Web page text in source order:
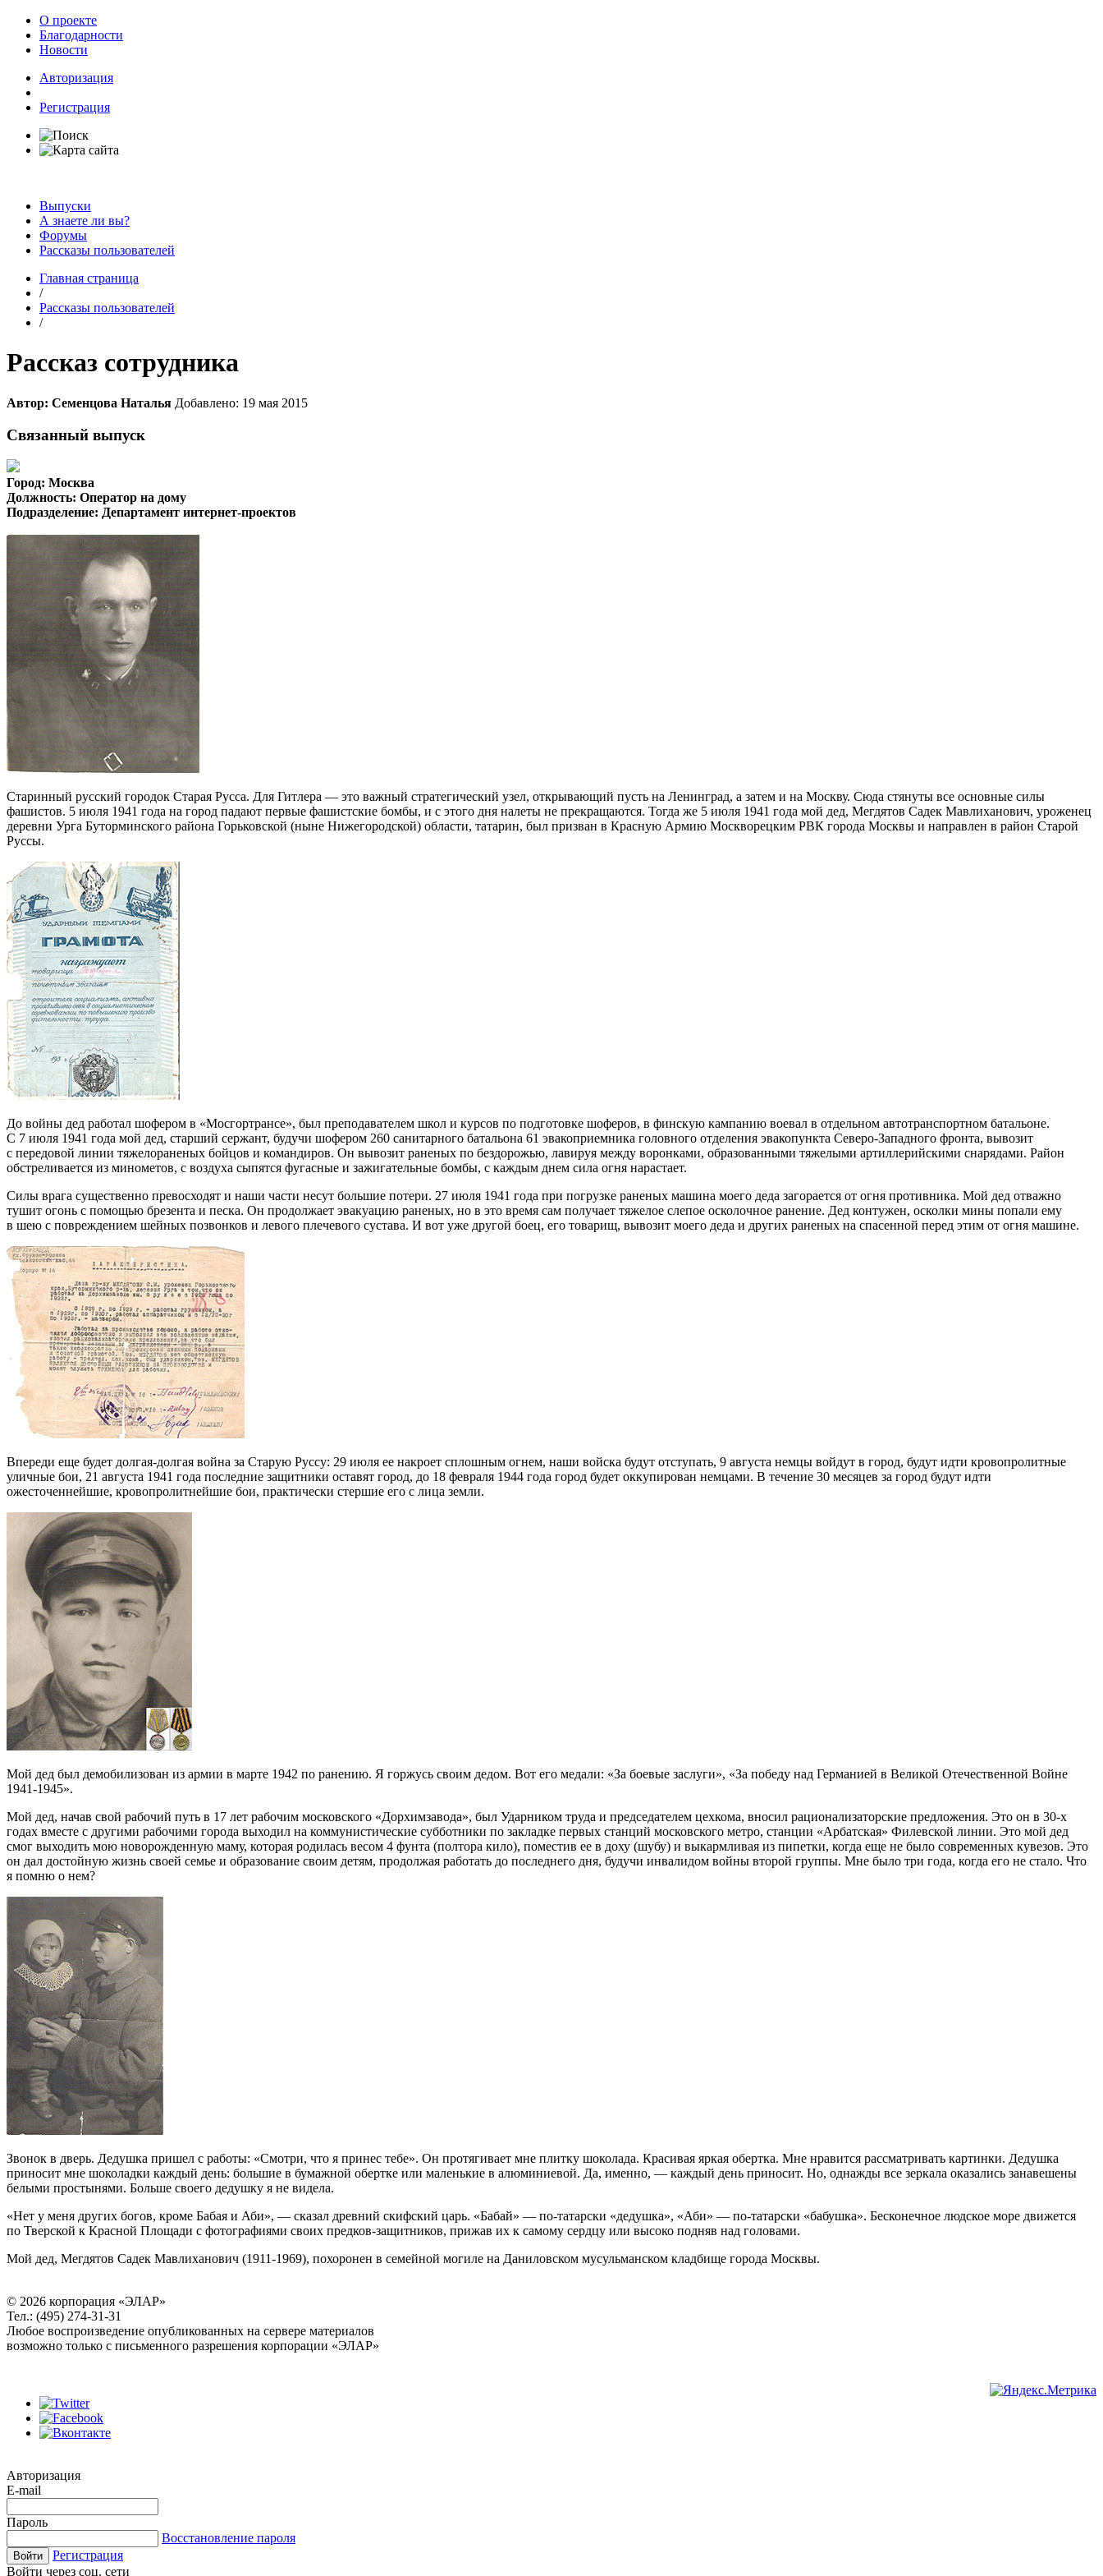
О проекте
Благодарности
Новости
Авторизация
Регистрация
Выпуски
А знаете ли вы?
Форумы
Рассказы пользователей
Главная страница
/
Рассказы пользователей
/
Рассказ сотрудника
Автор: Семенцова Наталья Добавлено: 19 мая 2015
Связанный выпуск
Город: Москва
Должность: Оператор на дому
Подразделение: Департамент интернет-проектов
Старинный русский городок Старая Русса. Для Гитлера — это важный стратегический узел, открывающий пусть на Ленинград, а затем и на Москву. Сюда стянуты все основные силы
фашистов. 5 июля 1941 года на город падают первые фашистские бомбы, и с этого дня налеты не прекращаются. Тогда же 5 июля 1941 года мой дед, Мегдятов Садек Мавлиханович, уроженец
деревни Урга Буторминского района Горьковской (ныне Нижегородской) области, татарин, был призван в Красную Армию Москворецким РВК города Москвы и направлен в район Старой
Руссы.
До войны дед работал шофером в «Мосгортрансе», был преподавателем школ и курсов по подготовке шоферов, в финскую кампанию воевал в отдельном автотранспортном батальоне.
С 7 июля 1941 года мой дед, старший сержант, будучи шофером 260 санитарного батальона 61 эвакоприемника головного отделения эвакопункта Северо-Западного фронта, вывозит
с передовой линии тяжелораненых бойцов и командиров. Он вывозит раненых по бездорожью, лавируя между воронками, образованными тяжелыми артиллерийскими снарядами. Район
обстреливается из минометов, с воздуха сыпятся фугасные и зажигательные бомбы, с каждым днем сила огня нарастает.
Силы врага существенно превосходят и наши части несут большие потери. 27 июля 1941 года при погрузке раненых машина моего деда загорается от огня противника. Мой дед отважно
тушит огонь с помощью брезента и песка. Он продолжает эвакуацию раненых, но в это время сам получает тяжелое слепое осколочное ранение. Дед контужен, осколки мины попали ему
в шею с повреждением шейных позвонков и левого плечевого сустава. И вот уже другой боец, его товарищ, вывозит моего деда и других раненых на спасенной перед этим от огня машине.
Впереди еще будет долгая-долгая война за Старую Руссу: 29 июля ее накроет сплошным огнем, наши войска будут отступать, 9 августа немцы войдут в город, будут идти кровопролитные
уличные бои, 21 августа 1941 года последние защитники оставят город, до 18 февраля 1944 года город будет оккупирован немцами. В течение 30 месяцев за город будут идти
ожесточеннейшие, кровопролитнейшие бои, практически стершие его с лица земли.
Мой дед был демобилизован из армии в марте 1942 по ранению. Я горжусь своим дедом. Вот его медали: «За боевые заслуги», «За победу над Германией в Великой Отечественной Войне
1941-1945».
Мой дед, начав свой рабочий путь в 17 лет рабочим московского «Дорхимзавода», был Ударником труда и председателем цехкома, вносил рационализаторские предложения. Это он в 30-х
годах вместе с другими рабочими города выходил на коммунистические субботники по закладке первых станций московского метро, станции «Арбатская» Филевской линии. Это мой дед
смог выходить мою новорожденную маму, которая родилась весом 4 фунта (полтора кило), поместив ее в доху (шубу) и выкармливая из пипетки, когда еще не было современных кувезов. Это
он дал достойную жизнь своей семье и образование своим детям, продолжая работать до последнего дня, будучи инвалидом войны второй группы. Мне было три года, когда его не стало. Что
я помню о нем?
Звонок в дверь. Дедушка пришел с работы: «Смотри, что я принес тебе». Он протягивает мне плитку шоколада. Красивая яркая обертка. Мне нравится рассматривать картинки. Дедушка
приносит мне шоколадки каждый день: большие в бумажной обертке или маленькие в алюминиевой. Да, именно, — каждый день приносит. Но, однажды все зеркала оказались занавешены
белыми простынями. Больше своего дедушку я не видела.
«Нет у меня других богов, кроме Бабая и Аби», — сказал древний скифский царь. «Бабай» — по-татарски «дедушка», «Аби» — по-татарски «бабушка». Бесконечное людское море движется
по Тверской к Красной Площади с фотографиями своих предков-защитников, прижав их к самому сердцу или высоко подняв над головами.
Мой дед, Мегдятов Садек Мавлиханович (1911-1969), похоронен в семейной могиле на Даниловском мусульманском кладбище города Москвы.
© 2026 корпорация «ЭЛАР»
Тел.: (495) 274-31-31
Любое воспроизведение опубликованных на сервере материалов
возможно только с письменного разрешения корпорации «ЭЛАР»
Авторизация
E-mail
Пароль
Восстановление пароля
Войти
Регистрация
Войти через соц. сети